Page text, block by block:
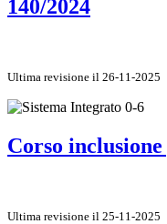
140/2024
Ultima revisione il 26-11-2025
Corso
Ultima revisione il 25-11-2025